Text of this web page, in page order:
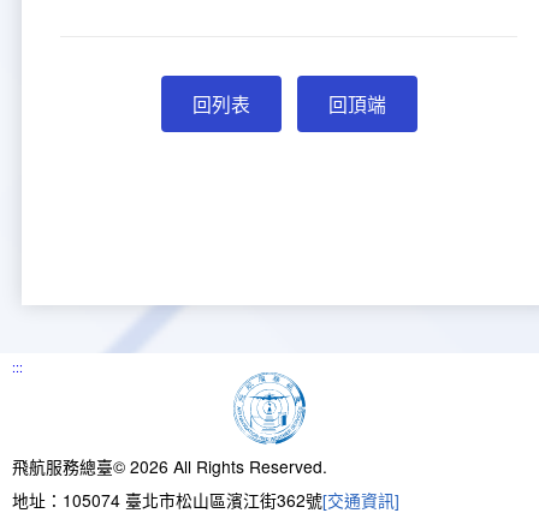
回頂端
:::
飛航服務總臺© 2026 All Rights Reserved.
地址：105074 臺北市松山區濱江街362號[交通資訊]